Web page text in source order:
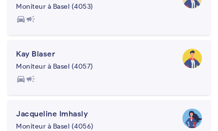
Moniteur à Basel (4053)
directions_carcampaign
Kay Blaser
Moniteur à Basel (4057)
directions_carcampaign
Jacqueline Imhasly
Moniteur à Basel (4056)